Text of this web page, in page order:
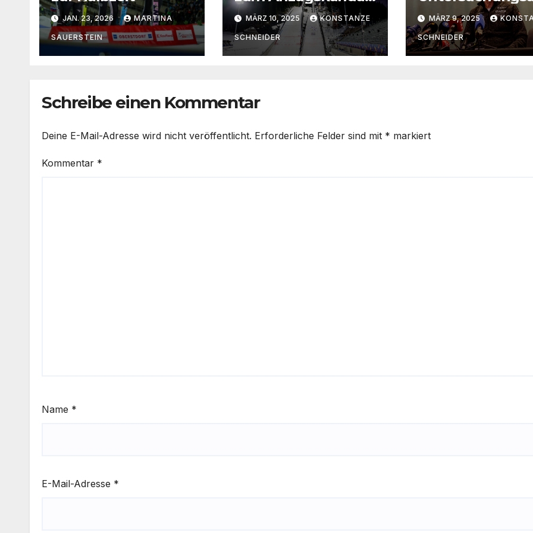
JAN. 23, 2026 MARTINA
SAUERSTEIN
von Trondheim
MÄRZ 10, 2025 KONSTANZE
SCHNEIDER
chuss ein –
Norwegischer
Skiverband
Stellung
MÄRZ 9, 2025
SCHNEIDER
Schreibe einen Kommentar
Deine E-Mail-Adresse wird nicht veröffentlicht. Erforderliche Felder sind mit * markiert
Kommentar *
Name *
E-Mail-Adresse *